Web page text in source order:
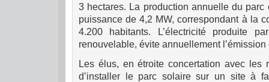
3 hectares. La production annuelle du
puissance de 4,2 MW, correspondant à la
4.200 habitants. L’électricité produite
renouvelable, évite annuellement
Les élus, en étroite concertation avec les
d’installer le parc solaire sur un site à